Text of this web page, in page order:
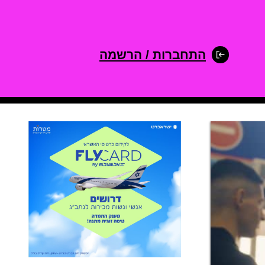
התחברות / הרשמה